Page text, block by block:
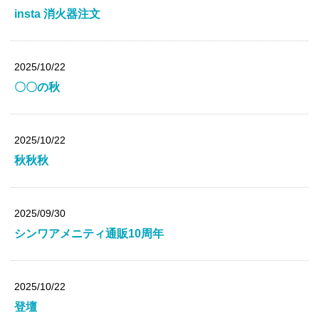
insta 消火器注文
2025/10/22
〇〇の秋
2025/10/22
秋秋秋
2025/09/30
シンワアメニティ通販10周年
2025/10/22
登壇